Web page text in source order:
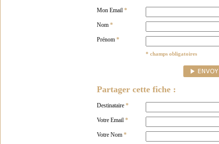
Mon Email *
Nom *
Prénom *
* champs obligatoires
Partager cette fiche :
Destinataire *
Votre Email *
Votre Nom *